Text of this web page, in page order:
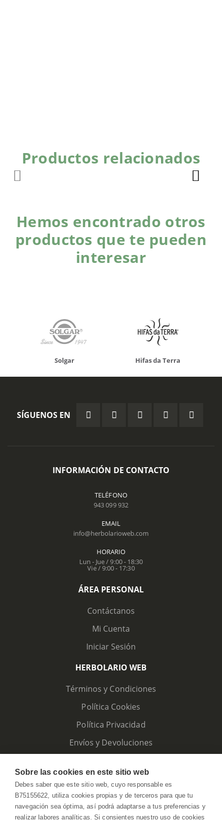
Productos relacionados
Hemos encontrado otros
productos que te pueden
interesar
Solgar Hifas da Terra
SÍGUENOS EN
INFORMACIÓN DE CONTACTO
TELÉFONO
943 099 932
EMAIL
info@herbolarioweb.com
HORARIO
Lun - Jue / 9:00 - 18:30
Vie / 9:00 - 17:30
ÁREA PERSONAL
Contáctanos
Mi Cuenta
Iniciar Sesión
HERBOLARIO WEB
Términos y Condiciones
Política Cookies
Política Privacidad
Envíos y Devoluciones
Sobre las cookies en este sitio web
Debes saber que este sitio web, cuyo responsable es
B75155622, utiliza cookies propias y de terceros para que tu
navegación sea óptima, así podrá adaptarse a tus preferencias y
realizar labores analíticas. Si consientes nuestro uso de cookies